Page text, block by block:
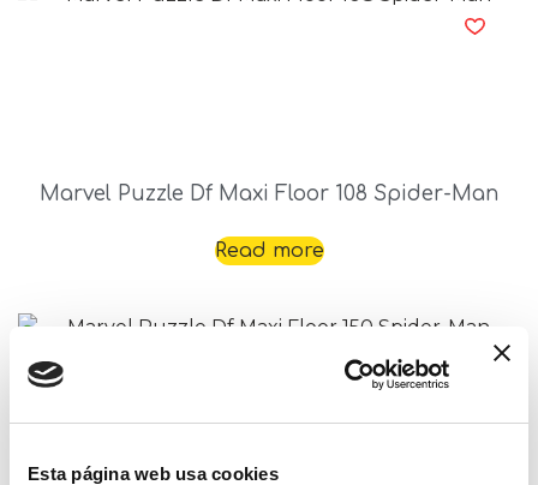
Esta página web usa cookies
Marvel Puzzle Df Maxi Floor 108 Spider-Man
Read more